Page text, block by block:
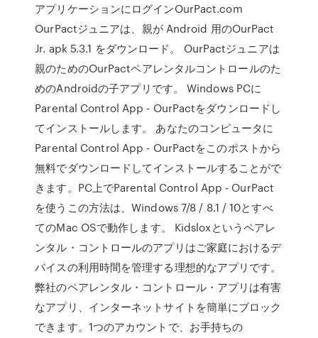
アプリケーションにログインOurPact.com
OurPactジュニアは、親が Android 用のOurPact
Jr. apk 5.3.1 をダウンロード。 OurPactジュニアは
親のためのOurPactペアレンタルコントロールのた
めのAndroidの子アプリです。 Windows PCに
Parental Control App - OurPactをダウンロードし
てインストールします。 あなたのコンピュータに
Parental Control App - OurPactをこのポストから
無料でダウンロードしてインストールすることがで
きます。PC上でParental Control App - OurPact
を使うこの方法は、Windows 7/8 / 8.1 / 10とすべ
てのMac OSで動作します。 ‎Kidsloxというペアレ
ンタル・コントロールのアプリはご家庭におけるデ
バイスの利用時間を管理する理想的なアプリです。
弊社のペアレンタル・コントロール・アプリは有害
なアプリ、インターネットサイトを簡単にブロック
できます。1つのアカウントで、お手持ちの